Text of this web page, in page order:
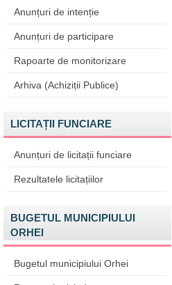
Anunțuri de intenție
Anunțuri de participare
Rapoarte de monitorizare
Arhiva (Achiziții Publice)
LICITAȚII FUNCIARE
Anunțuri de licitații funciare
Rezultatele licitațiilor
BUGETUL MUNICIPIULUI
ORHEI
Bugetul municipiului Orhei